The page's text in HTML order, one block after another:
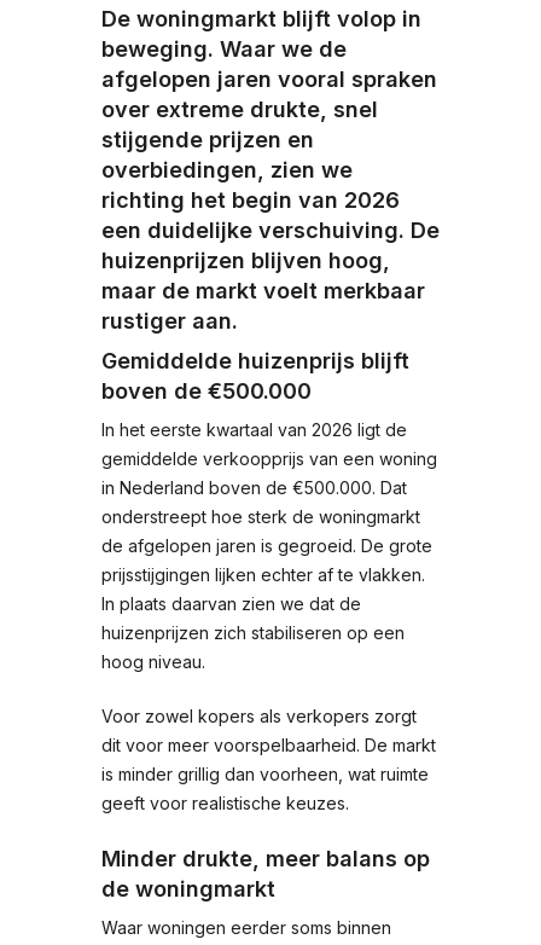
De woningmarkt blijft volop in
beweging. Waar we de
afgelopen jaren vooral spraken
over extreme drukte, snel
stijgende prijzen en
overbiedingen, zien we
richting het begin van 2026
een duidelijke verschuiving. De
huizenprijzen blijven hoog,
maar de markt voelt merkbaar
rustiger aan.
Gemiddelde huizenprijs blijft
boven de €500.000
In het eerste kwartaal van 2026 ligt de
gemiddelde verkoopprijs van een woning
in Nederland boven de €500.000. Dat
onderstreept hoe sterk de woningmarkt
de afgelopen jaren is gegroeid. De grote
prijsstijgingen lijken echter af te vlakken.
In plaats daarvan zien we dat de
huizenprijzen zich stabiliseren op een
hoog niveau.
Voor zowel kopers als verkopers zorgt
dit voor meer voorspelbaarheid. De markt
is minder grillig dan voorheen, wat ruimte
geeft voor realistische keuzes.
Minder drukte, meer balans op
de woningmarkt
Waar woningen eerder soms binnen